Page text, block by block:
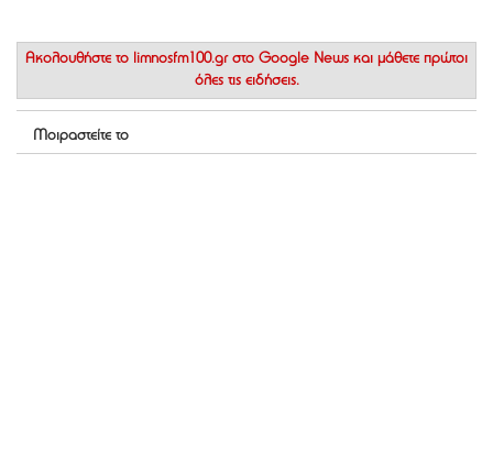
Ακολουθήστε το limnosfm100.gr στο Google News και μάθετε πρώτοι
όλες τις ειδήσεις.
Μοιραστείτε το